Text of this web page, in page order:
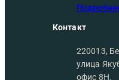
Контакт
220013,
улица
офис 8Н.